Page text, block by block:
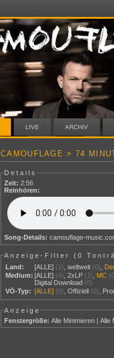
LIVE ARCHIV
CAMOUFLAGE > 74
Details
Zeit: 2:56
Reinhören:
Song-Details: camouflage-
Anzeige-Filter (0
Land:
[ALLE] (1) ,weltweit (0)
Medium: [ALLE] (4) ,2xLP (1) MC
Digital Download (0)
VÖ-Typ: [ALLE] (0) ,Offiziell (0)
Anzeige
Fenstergröße: Alle Minimieren |Alle